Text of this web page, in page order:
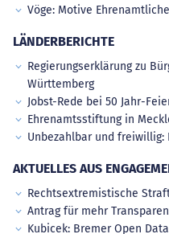
Vöge: Motive
LÄNDERBERICHTE
Regierungserklärung zu
Württemberg
Jobst-Rede bei 50 Jahr-
Ehrenamtsstiftung in
Unbezahlbar und freiwillig:
AKTUELLES AUS
Rechtsextremistische
Antrag für mehr
Kubicek: Bremer Open